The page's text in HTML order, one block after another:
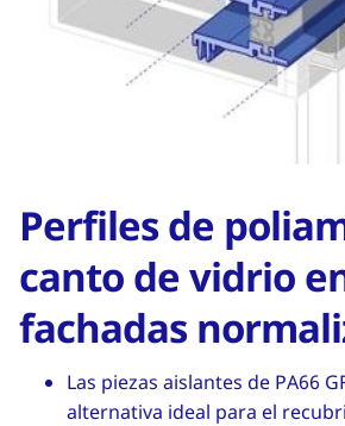
Perfiles de
canto de vidrio
fachadas
Las piezas aislantes de PA66
alternativa ideal para el